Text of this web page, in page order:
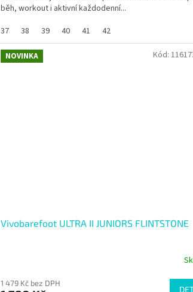
běh, workout i aktivní každodenní...
37
38 39 40 41 42
NOVINKA
Vivobarefoot ULTRA II JUNIORS FLINTSTONE
1 479 Kč bez DPH
Kód: